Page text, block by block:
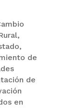
de
de
en